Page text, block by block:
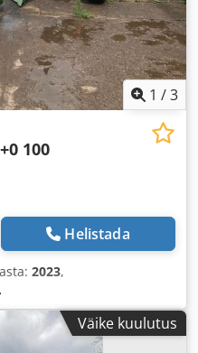
1 /3
100
Helistada
2023,
Väike kuulutus